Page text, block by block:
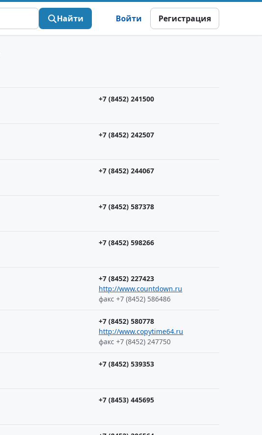
Найти Войти Регистрация
+7 (8452) 241500
+7 (8452) 242507
+7 (8452) 244067
+7 (8452) 587378
+7 (8452) 598266
+7 (8452) 227423
http://www.countdown.ru
факс +7 (8452) 586486
+7 (8452) 580778
http://www.copytime64.ru
факс +7 (8452) 247750
+7 (8452) 539353
+7 (8453) 445695